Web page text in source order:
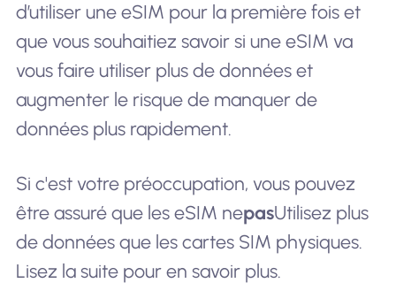
d’utiliser une eSIM pour la première fois et
que vous souhaitiez savoir si une eSIM va
vous faire utiliser plus de données et
augmenter le risque de manquer de
données plus rapidement.
Si c'est votre préoccupation, vous pouvez
être assuré que les eSIM nepasUtilisez plus
de données que les cartes SIM physiques.
Lisez la suite pour en savoir plus.